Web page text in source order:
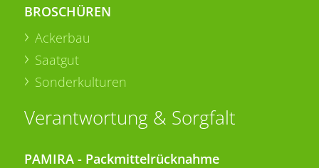
BROSCHÜREN
Ackerbau
Saatgut
Sonderkulturen
Verantwortung & Sorgfalt
PAMIRA - Packmittelrücknahme